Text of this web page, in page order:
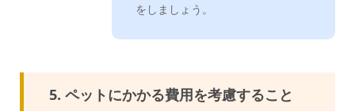
をしましょう。
5. ペットにかかる費用を考慮すること